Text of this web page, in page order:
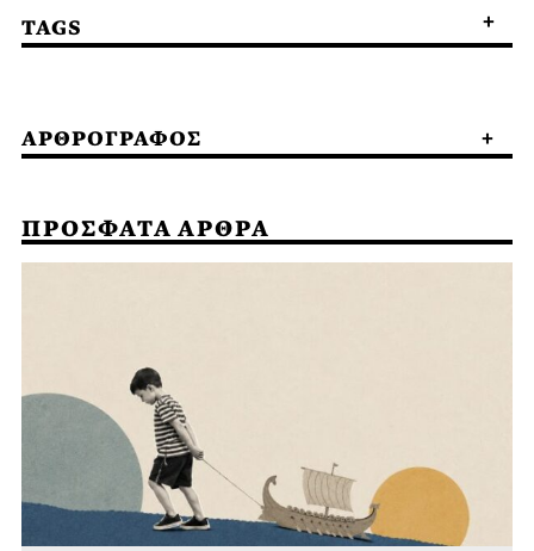
TAGS
ΑΡΘΡΟΓΡΑΦΟΣ
ΠΡΟΣΦΑΤΑ ΑΡΘΡΑ